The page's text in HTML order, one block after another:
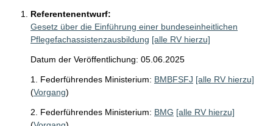
Referentenentwurf:
Gesetz über die Einführung einer bundeseinheitlichen
Pflegefachassistenzausbildung [alle RV hierzu]
Datum der Veröffentlichung: 05.06.2025
1. Federführendes Ministerium: BMBFSFJ [alle RV hierzu]
(Vorgang)
2. Federführendes Ministerium: BMG [alle RV hierzu]